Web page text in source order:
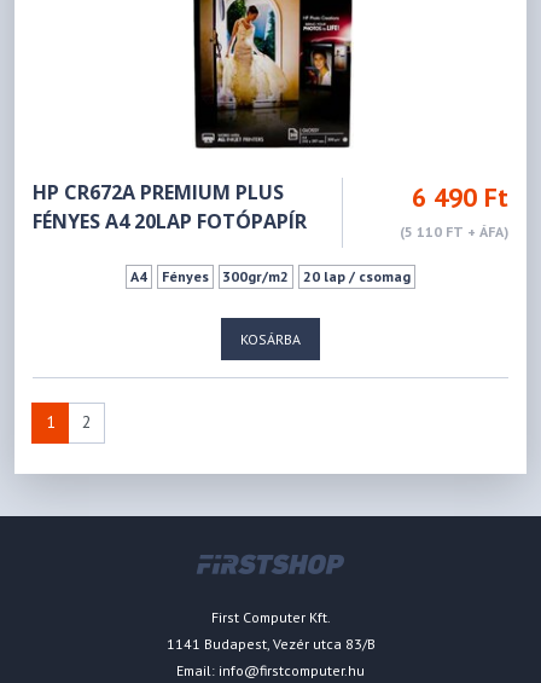
HP CR672A PREMIUM PLUS
FÉNYES A4 20LAP FOTÓPAPÍR
6 490 Ft
(5 110 FT + ÁFA)
A4 Fényes 300gr/m2 20 lap / csomag
KOSÁRBA
1 2
First Computer Kft.
1141 Budapest, Vezér utca 83/B
Email: info@firstcomputer.hu